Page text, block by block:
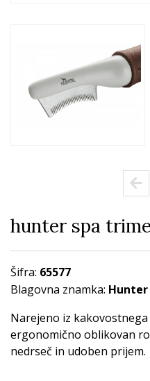
hunter spa
Šifra: 65577
Blagovna znamka: Hunter
Narejeno iz
ergonomično oblikovan
nedrseč in udoben prijem.